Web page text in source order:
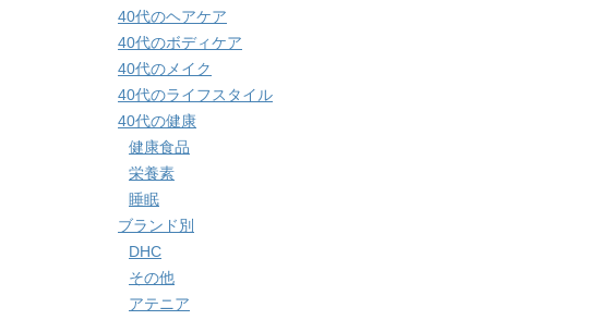
40代のヘアケア
40代のボディケア
40代のメイク
40代のライフスタイル
40代の健康
健康食品
栄養素
睡眠
ブランド別
DHC
その他
アテニア